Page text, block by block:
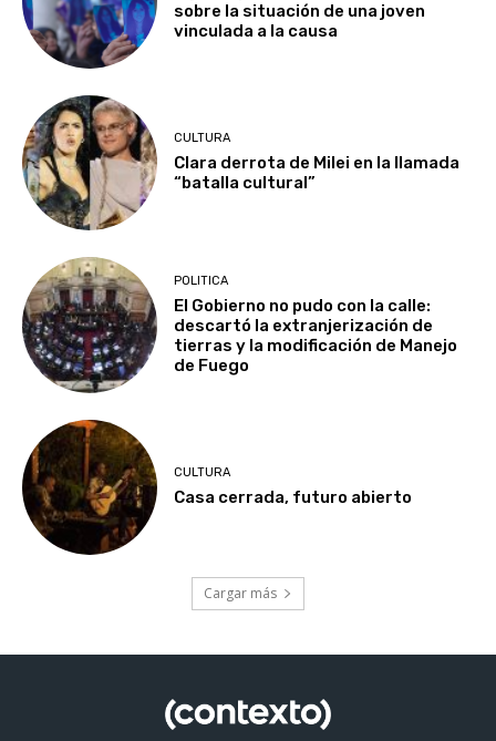
sobre la situación de una joven
vinculada a la causa
CULTURA
Clara derrota de Milei en la llamada
“batalla cultural”
POLITICA
El Gobierno no pudo con la calle:
descartó la extranjerización de
tierras y la modificación de Manejo
de Fuego
CULTURA
Casa cerrada, futuro abierto
Cargar más